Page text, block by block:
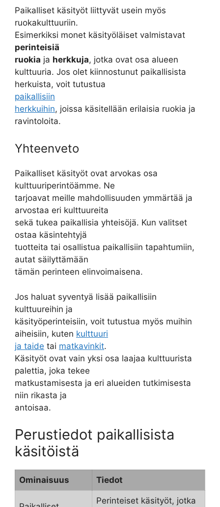
Paikalliset käsityöt liittyvät usein myös
ruokakulttuuriin.
Esimerkiksi monet käsityöläiset valmistavat
perinteisiä
ruokia ja herkkuja, jotka ovat osa alueen
kulttuuria. Jos olet kiinnostunut paikallisista
herkuista, voit tutustua
paikallisiin
herkkuihin, joissa käsitellään erilaisia ruokia ja
ravintoloita.
Yhteenveto
Paikalliset käsityöt ovat arvokas osa
kulttuuriperintöämme. Ne
tarjoavat meille mahdollisuuden ymmärtää ja
arvostaa eri kulttuureita
sekä tukea paikallisia yhteisöjä. Kun valitset
ostaa käsintehtyjä
tuotteita tai osallistua paikallisiin tapahtumiin,
autat säilyttämään
tämän perinteen elinvoimaisena.
Jos haluat syventyä lisää paikallisiin
kulttuureihin ja
käsityöperinteisiin, voit tutustua myös muihin
aiheisiin, kuten kulttuuri
ja taide tai matkavinkit.
Käsityöt ovat vain yksi osa laajaa kulttuurista
palettia, joka tekee
matkustamisesta ja eri alueiden tutkimisesta
niin rikasta ja
antoisaa.
Perustiedot paikallisista
käsitöistä
Ominaisuus Tiedot
Perinteiset käsityöt, jotka